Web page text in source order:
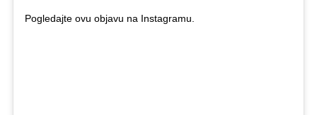
Pogledajte ovu objavu na Instagramu.